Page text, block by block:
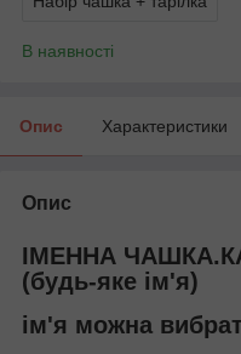
В наявності
Опис Характеристики
Опис
ІМЕННА
(будь-яке ім'я)
ім'я можна